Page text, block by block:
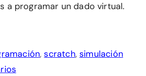
a programar un dado virtual.
,scratch,simulación